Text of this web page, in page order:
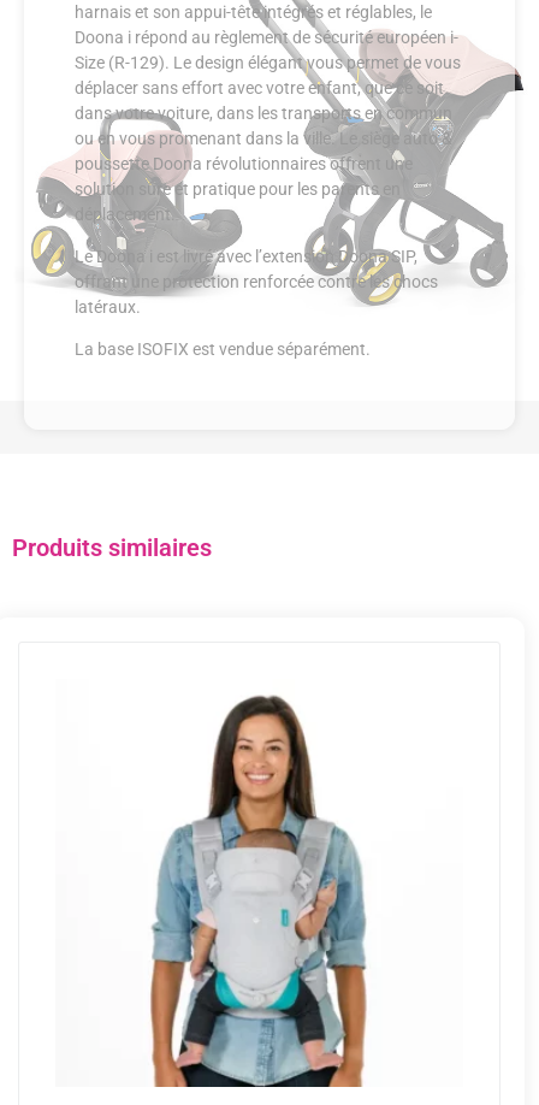
harnais et son appui-tête intégrés et réglables, le
Doona i répond au règlement de sécurité européen i-
Size (R-129). Le design élégant vous permet de vous
déplacer sans effort avec votre enfant, que ce soit
dans votre voiture, dans les transports en commun
ou en vous promenant dans la ville. Le siège auto &
poussette Doona révolutionnaires offrent une
solution sûre et pratique pour les parents en
déplacement.
Le Doona i est livré avec l’extension Doona SIP,
offrant une protection renforcée contre les chocs
latéraux.
La base ISOFIX est vendue séparément.
Produits similaires